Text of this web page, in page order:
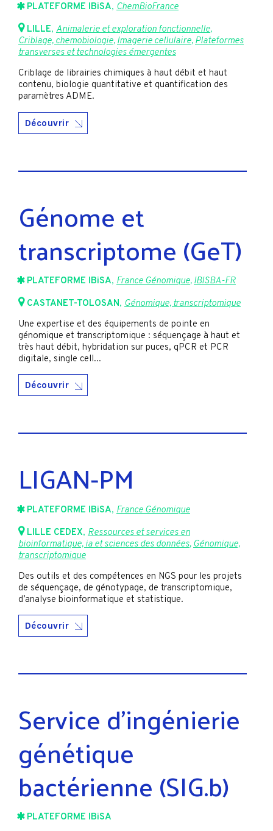
PLATEFORME IBiSA, ChemBioFrance
LILLE, Animalerie et exploration fonctionnelle,
Criblage, chemobiologie,Imagerie cellulaire,Plateformes
transverses et technologies émergentes
Criblage de librairies chimiques à haut débit et haut
contenu, biologie quantitative et quantification des
paramètres ADME.
Découvrir
Génome et
transcriptome (GeT)
PLATEFORME IBiSA, France Génomique,IBISBA-FR
CASTANET-TOLOSAN, Génomique, transcriptomique
Une expertise et des équipements de pointe en
génomique et transcriptomique : séquençage à haut et
très haut débit, hybridation sur puces, qPCR et PCR
digitale, single cell...
Découvrir
LIGAN-PM
PLATEFORME IBiSA, France Génomique
LILLE CEDEX, Ressources et services en
bioinformatique, ia et sciences des données, Génomique,
transcriptomique
Des outils et des compétences en NGS pour les projets
de séquençage, de génotypage, de transcriptomique,
d’analyse bioinformatique et statistique.
Découvrir
Service d'ingénierie
génétique
bactérienne (SIG.b)
PLATEFORME IBiSA